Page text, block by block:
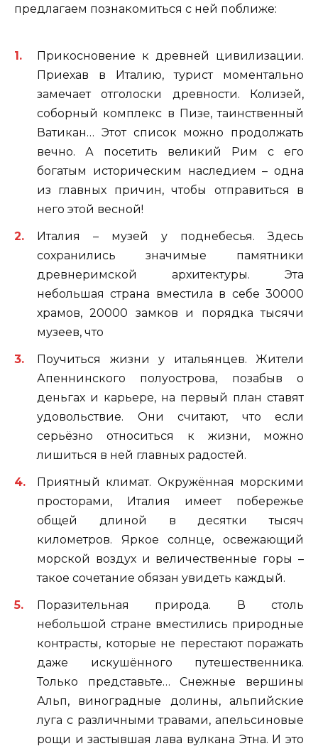
предлагаем познакомиться с ней поближе:
Прикосновение к древней цивилизации.
Приехав в Италию, турист моментально
замечает отголоски древности. Колизей,
соборный комплекс в Пизе, таинственный
Ватикан… Этот список можно продолжать
вечно. А посетить великий Рим с его
богатым историческим наследием – одна
из главных причин, чтобы отправиться в
него этой весной!
Италия – музей у поднебесья. Здесь
сохранились значимые памятники
древнеримской архитектуры. Эта
небольшая страна вместила в себе 30000
храмов, 20000 замков и порядка тысячи
музеев, что
Поучиться жизни у итальянцев. Жители
Апеннинского полуострова, позабыв о
деньгах и карьере, на первый план ставят
удовольствие. Они считают, что если
серьёзно относиться к жизни, можно
лишиться в ней главных радостей.
Приятный климат. Окружённая морскими
просторами, Италия имеет побережье
общей длиной в десятки тысяч
километров. Яркое солнце, освежающий
морской воздух и величественные горы –
такое сочетание обязан увидеть каждый.
Поразительная природа. В столь
небольшой стране вместились природные
контрасты, которые не перестают поражать
даже искушённого путешественника.
Только представьте… Снежные вершины
Альп, виноградные долины, альпийские
луга с различными травами, апельсиновые
рощи и застывшая лава вулкана Этна. И это